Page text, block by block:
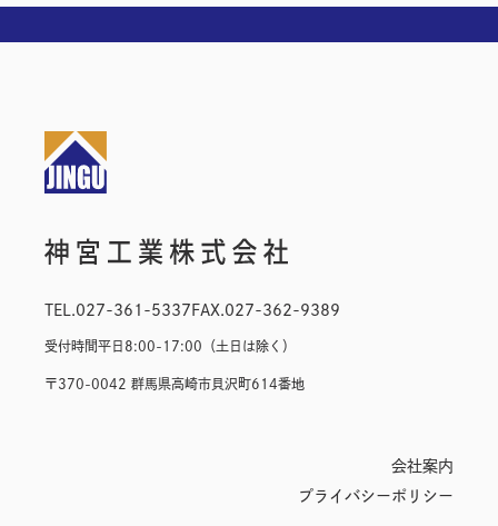
TEL. 027-361-5337 FAX. 027-362-9389
受付時間平日8:00-17:00（土日は除く）
〒370-0042 群馬県高崎市貝沢町614番地
会社案内
プライバシーポリシー